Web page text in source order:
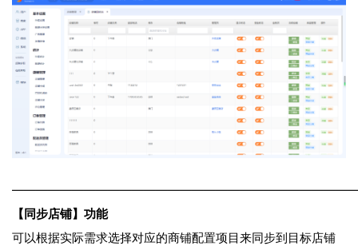
【同步店铺】功能
可以根据实际需求选择对应的商铺配置项目来同步到目标店铺